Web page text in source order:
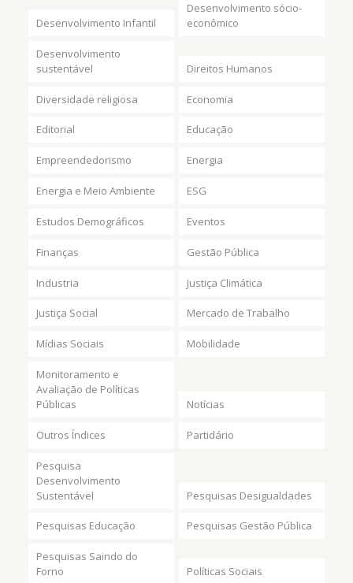
Desenvolvimento Infantil
Desenvolvimento sócio-
econômico
Desenvolvimento
sustentável
Direitos Humanos
Diversidade religiosa Economia
Editorial Educação
Empreendedorismo Energia
Energia e Meio Ambiente ESG
Estudos Demográficos Eventos
Finanças Gestão Pública
Industria Justiça Climática
Justiça Social Mercado de Trabalho
Mídias Sociais Mobilidade
Monitoramento e
Avaliação de Políticas
Públicas
Notícias
Outros Índices Partidário
Pesquisa
Desenvolvimento
Sustentável
Pesquisas Desigualdades
Pesquisas Educação Pesquisas Gestão Pública
Pesquisas Saindo do
Forno
Políticas Sociais